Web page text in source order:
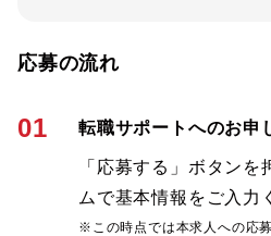
応募の流れ
01 転職サポートへのお申
「応募する」ボタン
ムで基本情報をご入力
※この時点では本求人への応